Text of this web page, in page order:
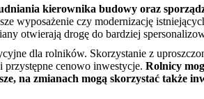
kierownika budowy oraz
wyposażenie czy modernizację
otwierają drogę do bardziej
dla rolników. Skorzystanie z
cenowo inwestycje. Rolnicy
na zmianach mogą skorzystać także